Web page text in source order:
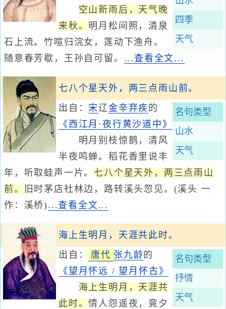
四季
天气
空山新雨后，天气晚
来秋。 明月松间照，清泉
石上流。竹喧归浣女，莲动下渔舟。
随意春芳歇，王孙自可留。 ...查看全文...
七八个星天外，两三点雨山前。
名句类型
山水
天气
出自：宋辽金辛弃疾 的
《西江月·夜行黄沙道中》
明月别枝惊鹊，清风
半夜鸣蝉。稻花香里说丰
年，听取蛙声一片。 七八个星天外，两三点雨山
前。
旧时茅店社林边，路转溪头忽见。(溪头 一
作：溪桥)...查看全文...
海上生明月，天涯共此时。
名句类型
抒情
天气
出自： 唐代 张九龄的
《望月怀远 / 望月怀古》
海上生明月，天涯共
此时。情人怨遥夜，竟夕